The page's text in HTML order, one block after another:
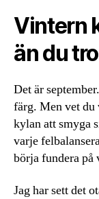
Vintern
än du
Det är
färg. Men vet du
kylan att smyga
varje
börja fundera på
Jag har sett det